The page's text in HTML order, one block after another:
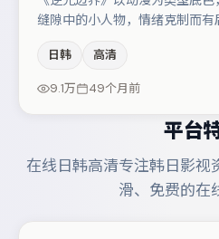
缝隙中的小人物，情绪克制而有
周迅的对手戏构成全片情感锚
动谜题层层揭开。若你偏爱强
日韩 高清
9.1万 49个月前
平台
在线日韩高清专注韩日影视
滑、免费的在